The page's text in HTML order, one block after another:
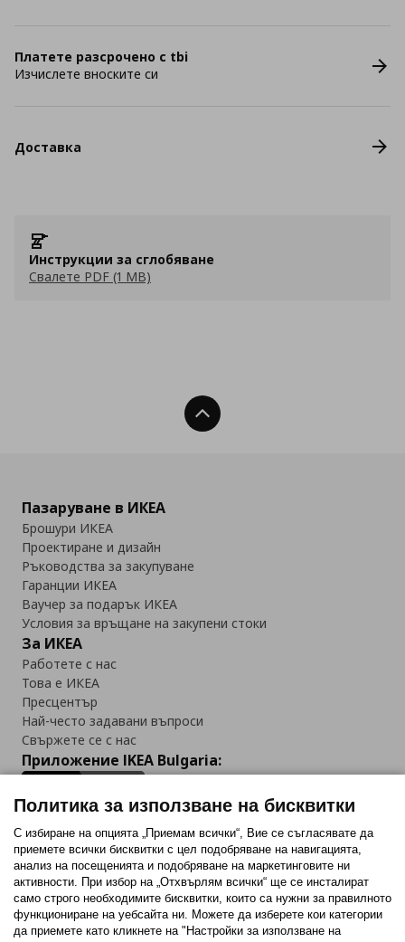
Платете разсрочено с tbi
Изчислете вноските си
Доставка
Инструкции за сглобяване
Свалете PDF (1 MB)
Нагоре
Пазаруване в ИКЕА
Брошури ИКЕА
Проектиране и дизайн
Ръководства за закупуване
Гаранции ИКЕА
Ваучер за подарък ИКЕА
Условия за връщане на закупени стоки
За ИКЕА
Работете с нас
Това е ИКЕА
Пресцентър
Най-често задавани въпроси
Свържете се с нас
Приложение IKEA Bulgaria:
Последвайте ни:
FacebookTwitterYoutubePinterestInstagram
Политика за използване на бисквитки
С избиране на опцията „Приемам всички“, Вие се съгласявате да
приемете всички бисквитки с цел подобряване на навигацията,
анализ на посещенията и подобряване на маркетинговите ни
активности. При избор на „Отхвърлям всички“ ще се инсталират
само строго необходимитe бисквитки, които са нужни за правилното
функциониране на уебсайта ни. Можете да изберете кои категории
да приемете като кликнете на "Настройки за използване на